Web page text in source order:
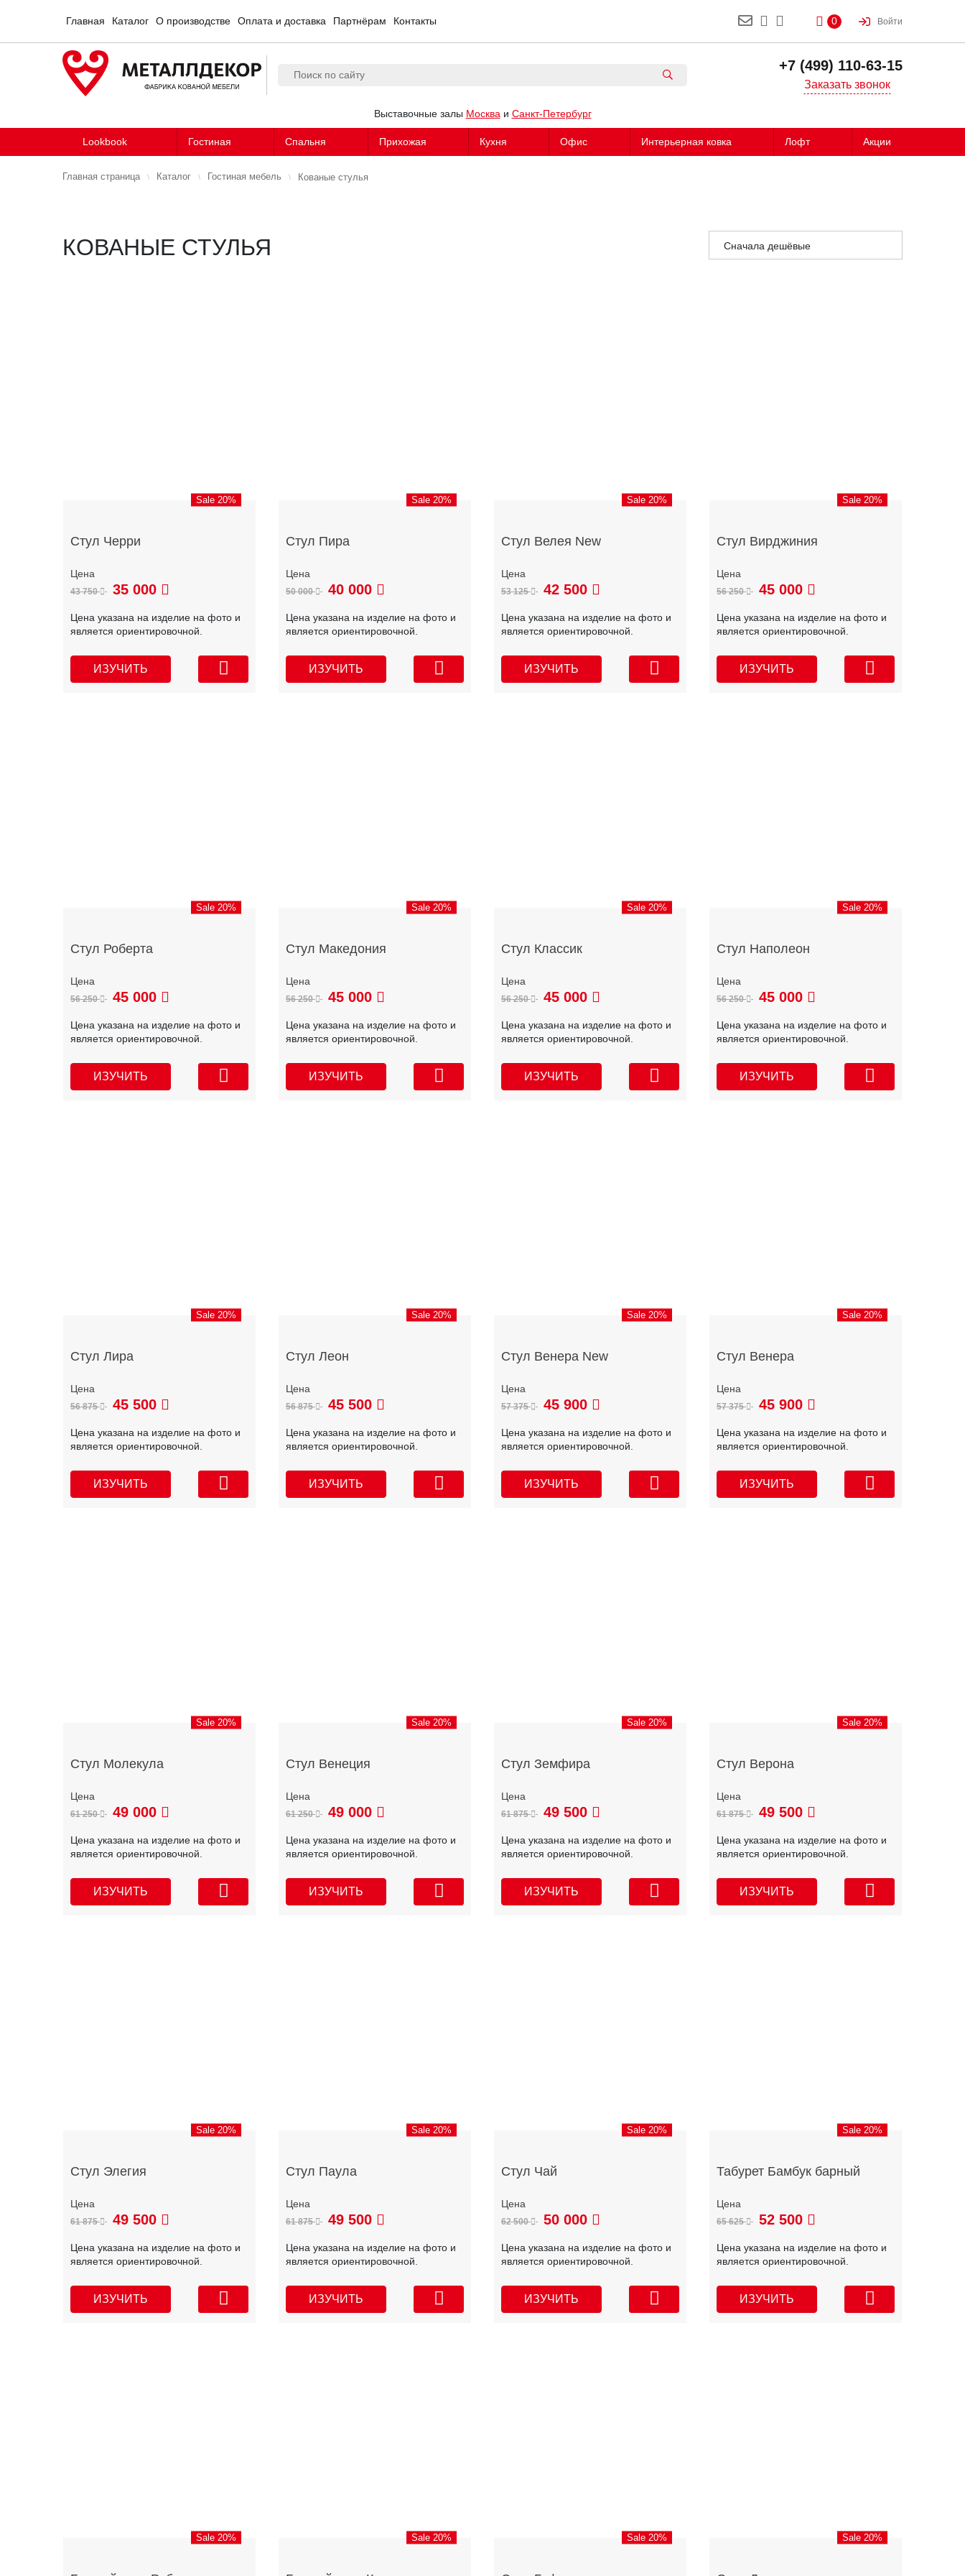
Главная Каталог О производстве Оплата и доставка Партнёрам Контакты 0 Войти
+7 (499) 110-63-15
Заказать звонок
Выставочные залы Москва и Санкт-Петербург
Lookbook Гостиная Спальня Прихожая Кухня Офис Интерьерная ковка Лофт Акции
Главная страница Каталог Гостиная мебель Кованые стулья
КОВАНЫЕ СТУЛЬЯ
Сначала дешёвые
Sale 20%
Стул Черри
43 750 35 000
Цена указана на изделие на фото и
является ориентировочной.
ИЗУЧИТЬ
Sale 20%
Стул Пира
50 000 40 000
Цена указана на изделие на фото и
является ориентировочной.
ИЗУЧИТЬ
Sale 20%
Стул Велея New
53 125 42 500
Цена указана на изделие на фото и
является ориентировочной.
ИЗУЧИТЬ
Sale 20%
Стул Вирджиния
56 250 45 000
Цена указана на изделие на фото и
является ориентировочной.
ИЗУЧИТЬ
Sale 20%
Стул Роберта
56 250 45 000
Цена указана на изделие на фото и
является ориентировочной.
ИЗУЧИТЬ
Sale 20%
Стул Македония
56 250 45 000
Цена указана на изделие на фото и
является ориентировочной.
ИЗУЧИТЬ
Sale 20%
Стул Классик
56 250 45 000
Цена указана на изделие на фото и
является ориентировочной.
ИЗУЧИТЬ
Sale 20%
Стул Наполеон
56 250 45 000
Цена указана на изделие на фото и
является ориентировочной.
ИЗУЧИТЬ
Sale 20%
Стул Лира
56 875 45 500
Цена указана на изделие на фото и
является ориентировочной.
ИЗУЧИТЬ
Sale 20%
Стул Леон
56 875 45 500
Цена указана на изделие на фото и
является ориентировочной.
ИЗУЧИТЬ
Sale 20%
Стул Венера New
57 375 45 900
Цена указана на изделие на фото и
является ориентировочной.
ИЗУЧИТЬ
Sale 20%
Стул Венера
57 375 45 900
Цена указана на изделие на фото и
является ориентировочной.
ИЗУЧИТЬ
Sale 20%
Стул Молекула
61 250 49 000
Цена указана на изделие на фото и
является ориентировочной.
ИЗУЧИТЬ
Sale 20%
Стул Венеция
61 250 49 000
Цена указана на изделие на фото и
является ориентировочной.
ИЗУЧИТЬ
Sale 20%
Стул Земфира
61 875 49 500
Цена указана на изделие на фото и
является ориентировочной.
ИЗУЧИТЬ
Sale 20%
Стул Верона
61 875 49 500
Цена указана на изделие на фото и
является ориентировочной.
ИЗУЧИТЬ
Sale 20%
Стул Элегия
61 875 49 500
Цена указана на изделие на фото и
является ориентировочной.
ИЗУЧИТЬ
Sale 20%
Стул Паула
61 875 49 500
Цена указана на изделие на фото и
является ориентировочной.
ИЗУЧИТЬ
Sale 20%
Стул Чай
62 500 50 000
Цена указана на изделие на фото и
является ориентировочной.
ИЗУЧИТЬ
Sale 20%
Табурет Бамбук барный
65 625 52 500
Цена указана на изделие на фото и
является ориентировочной.
ИЗУЧИТЬ
Sale 20% Sale 20% Sale 20% Sale 20%